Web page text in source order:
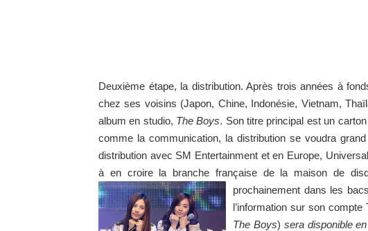
Deuxième étape, la distribution. Après trois années à
chez ses voisins (Japon, Chine, Indonésie, Vietnam,
album en studio, The Boys. Son titre principal est un
comme la communication, la distribution se voudra
distribution avec SM Entertainment et en Europe,
à en croire la branche française de la maison de
prochainement dans les
l’information sur son
The Boys) sera disponible